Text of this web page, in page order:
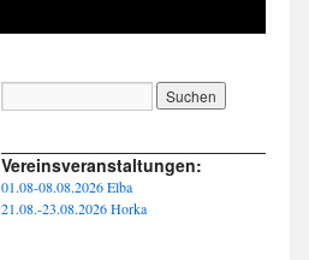
Vereinsveranstaltungen:
01.08-08.08.2026 Elba
21.08.-23.08.2026 Horka